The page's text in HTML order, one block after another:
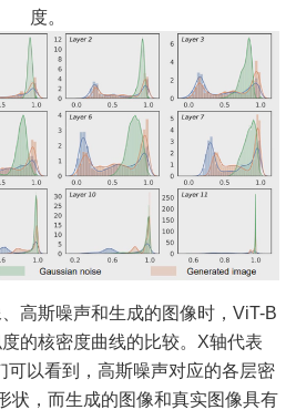
度。
高斯噪声和生成的图像时，ViT-B
的核密度曲线的比较。X轴代表
可以看到，高斯噪声对应的各层密
状，而生成的图像和真实图像具有